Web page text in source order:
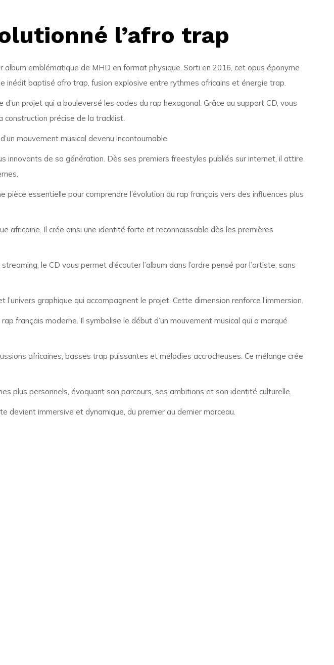
l’afro trap
emblématique de MHD en format physique. Sorti en 2016, cet opus éponyme
inédit baptisé afro trap, fusion explosive entre rythmes africains et énergie trap.
projet qui a bouleversé les codes du rap hexagonal. Grâce au support CD, vous
construction précise de la tracklist.
mouvement musical devenu incontournable.
innovants de sa génération. Dès ses premiers freestyles publiés sur internet, il attire
pièce essentielle pour comprendre l’évolution du rap français vers des influences plus
africaine. Il crée ainsi une identité forte et reconnaissable dès les premières
le CD vous permet d’écouter l’album dans l’ordre pensé par l’artiste, sans
graphique qui accompagnent le projet. Cette dimension renforce l’immersion.
français moderne. Il symbolise le début d’un mouvement musical qui a marqué
africaines, basses trap puissantes et mélodies accrocheuses. Ce mélange crée
plus personnels, évoquant son parcours, ses ambitions et son identité culturelle.
devient immersive et dynamique, du premier au dernier morceau.